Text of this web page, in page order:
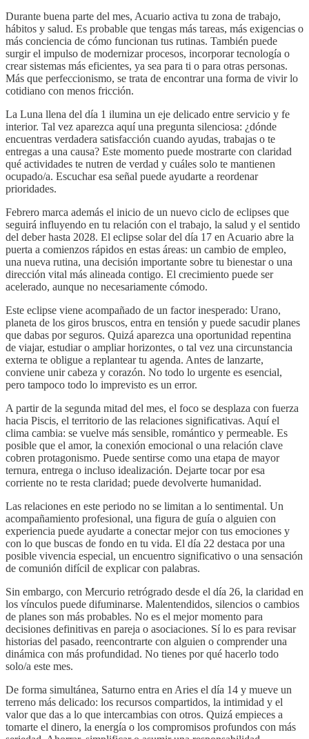
Durante buena parte del mes, Acuario activa tu zona de trabajo,
hábitos y salud. Es probable que tengas más tareas, más exigencias o
más conciencia de cómo funcionan tus rutinas. También puede
surgir el impulso de modernizar procesos, incorporar tecnología o
crear sistemas más eficientes, ya sea para ti o para otras personas.
Más que perfeccionismo, se trata de encontrar una forma de vivir lo
cotidiano con menos fricción.
La Luna llena del día 1 ilumina un eje delicado entre servicio y fe
interior. Tal vez aparezca aquí una pregunta silenciosa: ¿dónde
encuentras verdadera satisfacción cuando ayudas, trabajas o te
entregas a una causa? Este momento puede mostrarte con claridad
qué actividades te nutren de verdad y cuáles solo te mantienen
ocupado/a. Escuchar esa señal puede ayudarte a reordenar
prioridades.
Febrero marca además el inicio de un nuevo ciclo de eclipses que
seguirá influyendo en tu relación con el trabajo, la salud y el sentido
del deber hasta 2028. El eclipse solar del día 17 en Acuario abre la
puerta a comienzos rápidos en estas áreas: un cambio de empleo,
una nueva rutina, una decisión importante sobre tu bienestar o una
dirección vital más alineada contigo. El crecimiento puede ser
acelerado, aunque no necesariamente cómodo.
Este eclipse viene acompañado de un factor inesperado: Urano,
planeta de los giros bruscos, entra en tensión y puede sacudir planes
que dabas por seguros. Quizá aparezca una oportunidad repentina
de viajar, estudiar o ampliar horizontes, o tal vez una circunstancia
externa te obligue a replantear tu agenda. Antes de lanzarte,
conviene unir cabeza y corazón. No todo lo urgente es esencial,
pero tampoco todo lo imprevisto es un error.
A partir de la segunda mitad del mes, el foco se desplaza con fuerza
hacia Piscis, el territorio de las relaciones significativas. Aquí el
clima cambia: se vuelve más sensible, romántico y permeable. Es
posible que el amor, la conexión emocional o una relación clave
cobren protagonismo. Puede sentirse como una etapa de mayor
ternura, entrega o incluso idealización. Dejarte tocar por esa
corriente no te resta claridad; puede devolverte humanidad.
Las relaciones en este periodo no se limitan a lo sentimental. Un
acompañamiento profesional, una figura de guía o alguien con
experiencia puede ayudarte a conectar mejor con tus emociones y
con lo que buscas de fondo en tu vida. El día 22 destaca por una
posible vivencia especial, un encuentro significativo o una sensación
de comunión difícil de explicar con palabras.
Sin embargo, con Mercurio retrógrado desde el día 26, la claridad en
los vínculos puede difuminarse. Malentendidos, silencios o cambios
de planes son más probables. No es el mejor momento para
decisiones definitivas en pareja o asociaciones. Sí lo es para revisar
historias del pasado, reencontrarte con alguien o comprender una
dinámica con más profundidad. No tienes por qué hacerlo todo
solo/a este mes.
De forma simultánea, Saturno entra en Aries el día 14 y mueve un
terreno más delicado: los recursos compartidos, la intimidad y el
valor que das a lo que intercambias con otros. Quizá empieces a
tomarte el dinero, la energía o los compromisos profundos con más